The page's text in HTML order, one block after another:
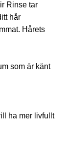
Rinse tar
hår
Hårets
som är känt
ha mer livfullt